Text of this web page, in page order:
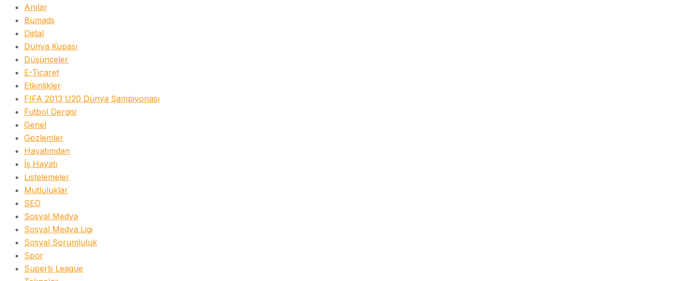
Anılar
Bumads
Dijital
Dünya Kupası
Düşünceler
E-Ticaret
Etkinlikler
FIFA 2013 U20 Dünya Şampiyonası
Futbol Dergisi
Genel
Gözlemler
Hayatımdan
İş Hayatı
Listelemeler
Mutluluklar
SEO
Sosyal Medya
Sosyal Medya Ligi
Sosyal Sorumluluk
Spor
Superb League